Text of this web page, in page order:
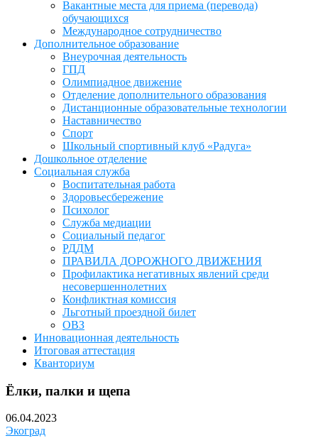
Вакантные места для приема (перевода)
обучающихся
Международное сотрудничество
Дополнительное образование
Внеурочная деятельность
ГПД
Олимпиадное движение
Отделение дополнительного образования
Дистанционные образовательные технологии
Наставничество
Спорт
Школьный спортивный клуб «Радуга»
Дошкольное отделение
Социальная служба
Воспитательная работа
Здоровьесбережение
Психолог
Служба медиации
Социальный педагог
РДДМ
ПРАВИЛА ДОРОЖНОГО ДВИЖЕНИЯ
Профилактика негативных явлений среди
несовершеннолетних
Конфликтная комиссия
Льготный проездной билет
ОВЗ
Инновационная деятельность
Итоговая аттестация
Кванториум
Ёлки, палки и щепа
06.04.2023
Экоград